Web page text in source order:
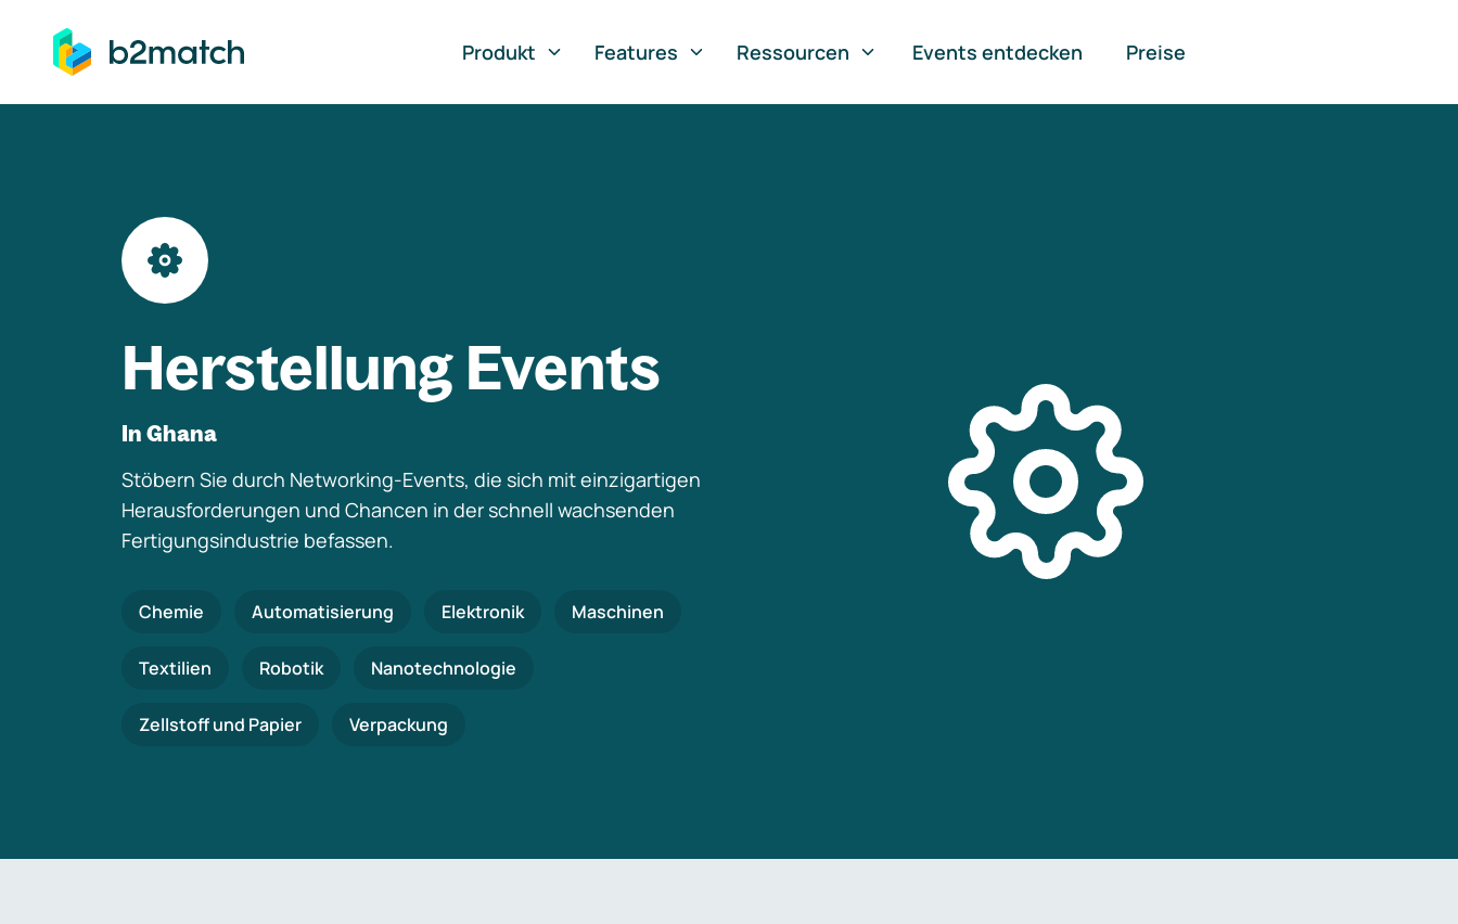
springen
Produkt
Features Ressourcen Events entdecken Preise
Herstellung Events
In Ghana
Stöbern Sie durch Networking-Events, die sich mit einzigartigen
Herausforderungen und Chancen in der schnell wachsenden
Fertigungsindustrie befassen.
Chemie Automatisierung Elektronik Maschinen
Textilien Robotik Nanotechnologie
Zellstoff und Papier Verpackung